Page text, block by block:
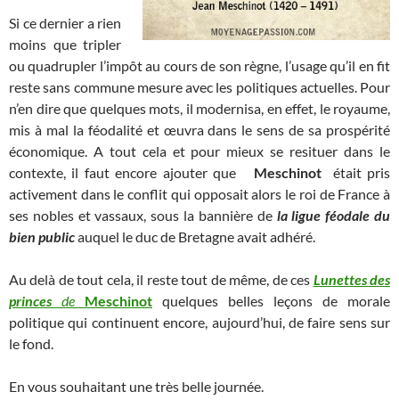
Si ce dernier a rien
moins que tripler
ou quadrupler l’impôt au cours de son règne, l’usage qu’il en fit
reste sans commune mesure avec les politiques actuelles. Pour
n’en dire que quelques mots, il modernisa, en effet, le royaume,
mis à mal la féodalité et œuvra dans le sens de sa prospérité
économique. A tout cela et pour mieux se resituer dans le
contexte, il faut encore ajouter que Meschinotétait pris
activement dans le conflit qui opposait alors le roi de France à
ses nobles et vassaux, sous la bannière de la ligue féodale du
bien publicauquel le duc de Bretagne avait adhéré.
Au delà de tout cela, il reste tout de même, de ces Lunettes des
princes de Meschinot quelques belles leçons de morale
politique qui continuent encore, aujourd’hui, de faire sens sur
le fond.
En vous souhaitant une très belle journée.